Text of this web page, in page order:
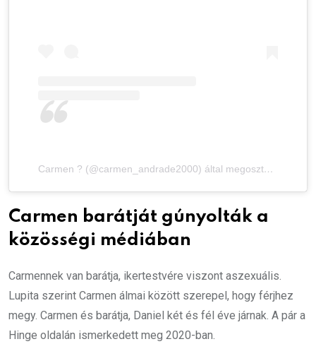
Carmen ? (@carmen_andrade2000) által megosztott bejegyzés
Carmen barátját gúnyolták a
közösségi médiában
Carmennek van barátja, ikertestvére viszont aszexuális.
Lupita szerint Carmen álmai között szerepel, hogy férjhez
megy. Carmen és barátja, Daniel két és fél éve járnak. A pár a
Hinge oldalán ismerkedett meg 2020-ban.